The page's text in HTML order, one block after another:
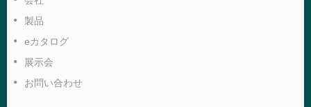
製品
eカタログ
展示会
お問い合わせ